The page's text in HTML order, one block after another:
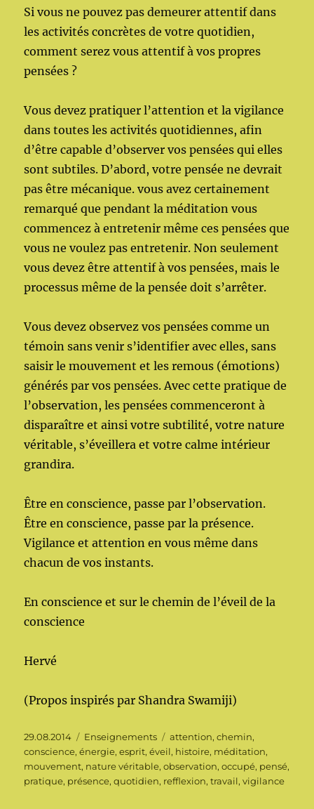
Si vous ne pouvez pas demeurer attentif dans
les activités concrètes de votre quotidien,
comment serez vous attentif à vos propres
pensées ?
Vous devez pratiquer l’attention et la vigilance
dans toutes les activités quotidiennes, afin
d’être capable d’observer vos pensées qui elles
sont subtiles. D’abord, votre pensée ne devrait
pas être mécanique. vous avez certainement
remarqué que pendant la méditation vous
commencez à entretenir même ces pensées que
vous ne voulez pas entretenir. Non seulement
vous devez être attentif à vos pensées, mais le
processus même de la pensée doit s’arrêter.
Vous devez observez vos pensées comme un
témoin sans venir s’identifier avec elles, sans
saisir le mouvement et les remous (émotions)
générés par vos pensées. Avec cette pratique de
l’observation, les pensées commenceront à
disparaître et ainsi votre subtilité, votre nature
véritable, s’éveillera et votre calme intérieur
grandira.
Être en conscience, passe par l’observation.
Être en conscience, passe par la présence.
Vigilance et attention en vous même dans
chacun de vos instants.
En conscience et sur le chemin de l’éveil de la
conscience
Hervé
(Propos inspirés par Shandra Swamiji)
Publié
le
29.08.2014 Catégories
Enseignements Étiquettes
attention,chemin,
conscience,énergie,esprit,éveil, histoire, méditation,
mouvement, nature véritable,observation,occupé, pensé,
pratique, présence,quotidien, refflexion,travail,vigilance